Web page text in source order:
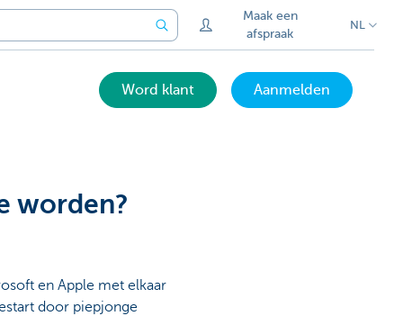
Maak een
afspraak
NL
Word klant Aanmelden
worden?
en Apple met elkaar
door piepjonge